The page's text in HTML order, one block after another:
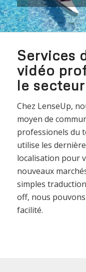
Services
vidéo
le
Chez LenseUp,
moyen de
professionels du
utilise les
localisation pour
nouveaux
simples
off, nous
facilité.